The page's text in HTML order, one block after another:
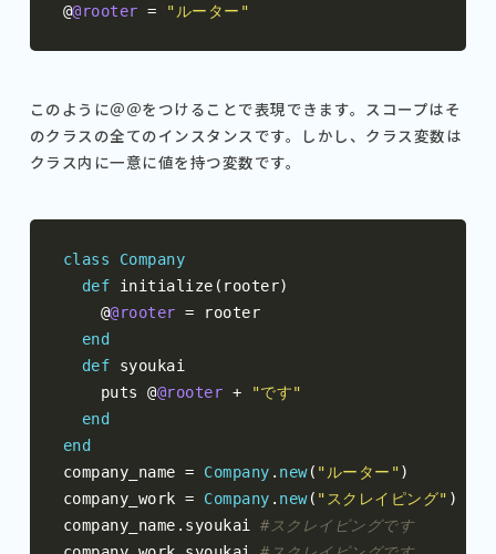
@@rooter = "ルーター"
このように＠＠をつけることで表現できます。スコープはそ
のクラスの全てのインスタンスです。しかし、クラス変数は
クラス内に一意に値を持つ変数です。
class
Company
def initialize ( rooter)
@@rooter = rooter
end
def syoukai
    puts
@@rooter +
"です"
end
end
company_name = Company . new( "ルーター")
company_work = Company . new( "スクレイピング" )
company_name . syoukai #スクレイピングです